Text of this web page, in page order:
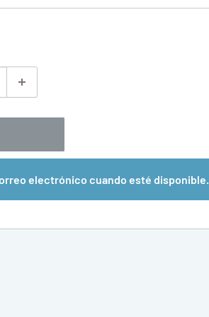
electrónico cuando esté disponible.